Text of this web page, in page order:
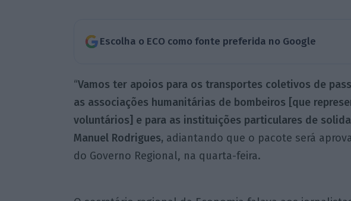
Escolha o ECO como fonte preferida no Google
“Vamos ter apoios para os transportes coletivos de
as associações humanitárias de bombeiros [que
voluntários] e para as instituições particulares de
Manuel Rodrigues, adiantando que o pacote será
do Governo Regional, na quarta-feira.